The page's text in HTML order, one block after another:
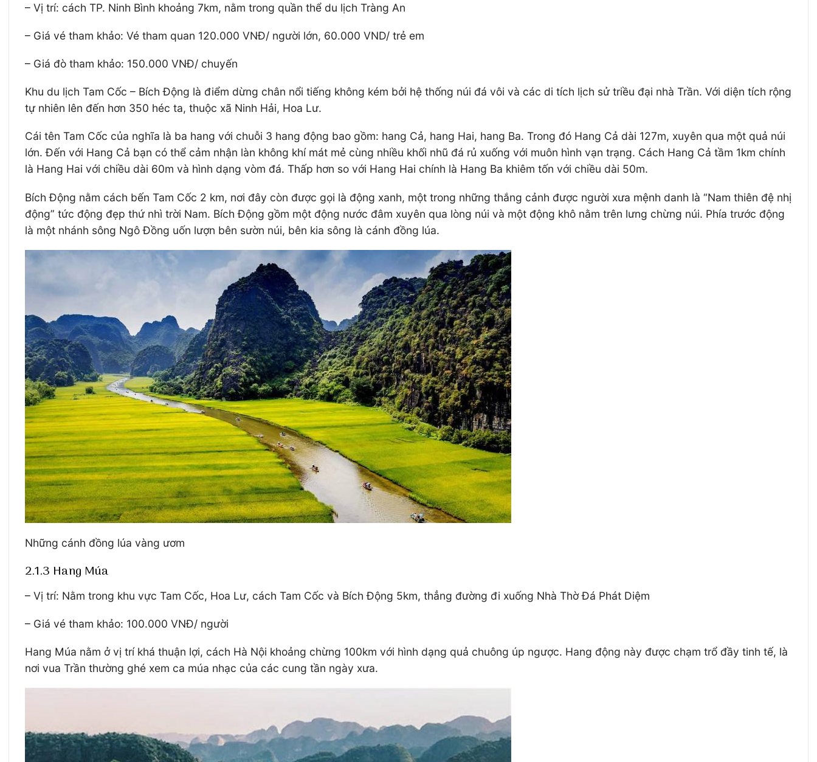
– Vị trí: cách TP. Ninh Bình khoảng 7km, nằm trong quần thể du lịch Tràng An
– Giá vé tham khảo: Vé tham quan 120.000 VNĐ/ người lớn, 60.000 VND/ trẻ em
– Giá đò tham khảo: 150.000 VNĐ/ chuyến
Khu du lịch Tam Cốc – Bích Động là điểm dừng chân nổi tiếng không kém bởi hệ thống núi đá vôi và các di tích lịch sử triều đại nhà Trần. Với diện tích rộng
tự nhiên lên đến hơn 350 héc ta, thuộc xã Ninh Hải, Hoa Lư.
Cái tên Tam Cốc của nghĩa là ba hang với chuỗi 3 hang động bao gồm: hang Cả, hang Hai, hang Ba. Trong đó Hang Cả dài 127m, xuyên qua một quả núi
lớn. Đến với Hang Cả bạn có thể cảm nhận làn không khí mát mẻ cùng nhiều khối nhũ đá rủ xuống với muôn hình vạn trạng. Cách Hang Cả tầm 1km chính
là Hang Hai với chiều dài 60m và hình dạng vòm đá. Thấp hơn so với Hang Hai chính là Hang Ba khiêm tốn với chiều dài 50m.
Bích Động nằm cách bến Tam Cốc 2 km, nơi đây còn được gọi là động xanh, một trong những thắng cảnh được người xưa mệnh danh là “Nam thiên đệ nhị
động” tức động đẹp thứ nhì trời Nam. Bích Động gồm một động nước đâm xuyên qua lòng núi và một động khô nằm trên lưng chừng núi. Phía trước động
là một nhánh sông Ngô Đồng uốn lượn bên sườn núi, bên kia sông là cánh đồng lúa.
Những cánh đồng lúa vàng ươm
2.1.3 Hang Múa
– Vị trí: Nằm trong khu vực Tam Cốc, Hoa Lư, cách Tam Cốc và Bích Động 5km, thẳng đường đi xuống Nhà Thờ Đá Phát Diệm
– Giá vé tham khảo: 100.000 VNĐ/ người
Hang Múa nằm ở vị trí khá thuận lợi, cách Hà Nội khoảng chừng 100km với hình dạng quả chuông úp ngược. Hang động này được chạm trổ đầy tinh tế, là
nơi vua Trần thường ghé xem ca múa nhạc của các cung tần ngày xưa.